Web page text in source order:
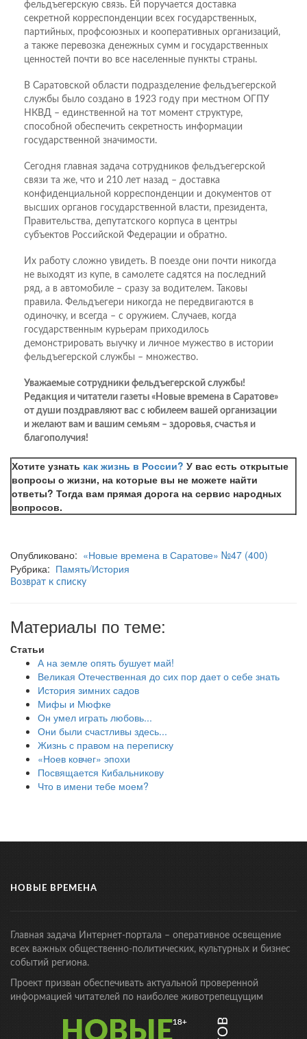
фельдъегерскую связь. Ей поручается доставка
секретной корреспонденции всех государственных,
партийных, профсоюзных и кооперативных организаций,
а также перевозка денежных сумм и государственных
ценностей почти во все населенные пункты страны.
В Саратовской области подразделение фельдъегерской
службы было создано в 1923 году при местном ОГПУ
НКВД – единственной на тот момент структуре,
способной обеспечить секретность информации
государственной значимости.
Сегодня главная задача сотрудников фельдъегерской
связи та же, что и 210 лет назад – доставка
конфиденциальной корреспонденции и документов от
высших органов государственной власти, президента,
Правительства, депутатского корпуса в центры
субъектов Российской Федерации и обратно.
Их работу сложно увидеть. В поезде они почти никогда
не выходят из купе, в самолете садятся на последний
ряд, а в автомобиле – сразу за водителем. Таковы
правила. Фельдъегери никогда не передвигаются в
одиночку, и всегда – с оружием. Случаев, когда
государственным курьерам приходилось
демонстрировать выучку и личное мужество в истории
фельдъегерской службы – множество.
Уважаемые сотрудники фельдъегерской службы!
Редакция и читатели газеты «Новые времена в Саратове»
от души поздравляют вас с юбилеем вашей организации
и желают вам и вашим семьям – здоровья, счастья и
благополучия!
Хотите узнать как жизнь в России? У вас есть открытые
вопросы о жизни, на которые вы не можете найти
ответы? Тогда вам прямая дорога на сервис народных
вопросов.
Опубликовано: «Новые времена в Саратове» №47 (400)
Рубрика: Память/История
Возврат к списку
Материалы по теме:
Статьи
А на земле опять бушует май!
Великая Отечественная до сих пор дает о себе знать
История зимних садов
Мифы и Мюфке
Он умел играть любовь...
Они были счастливы здесь...
Жизнь с правом на переписку
«Ноев ковчег» эпохи
Посвящается Кибальникову
Что в имени тебе моем?
НОВЫЕ ВРЕМЕНА
Главная задача Интернет-портала – оперативное освещение
всех важных общественно-политических, культурных и бизнес
событий региона.
Проект призван обеспечивать актуальной проверенной
информацией читателей по наиболее животрепещущим